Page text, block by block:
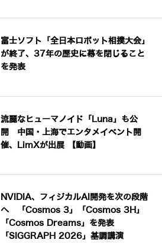
富士ソフト「全日本ロボット相撲大会」
が終了、37年の歴史に幕を閉じること
を発表
流麗なヒューマノイド「Luna」も公
開 中国・上海でエンタメイベント開
催、LimXが出展 【動画】
NVIDIA、フィジカルAI開発を次の段階
へ 「Cosmos 3」「Cosmos 3H」
「Cosmos Dreams」を発表
「SIGGRAPH 2026」基調講演